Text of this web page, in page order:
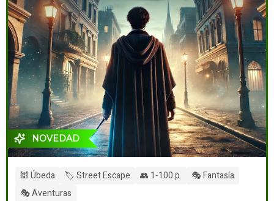
NOVEDAD
🕍 Úbeda 🏷️ Street Escape 👥 1-100 p.
🎭 Fantasía
🎭 Aventuras